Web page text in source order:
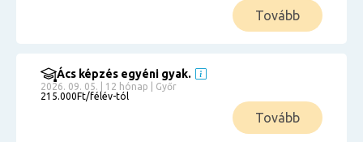
Tovább
Ács képzés egyéni gyak.
2026. 09. 05. | 12 hónap | Győr
215.000Ft/félév-tól
Tovább